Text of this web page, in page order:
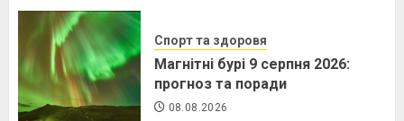
Спорт та здоровя
Магнітні бурі 9 серпня 2026:
прогноз та поради
08.08.2026